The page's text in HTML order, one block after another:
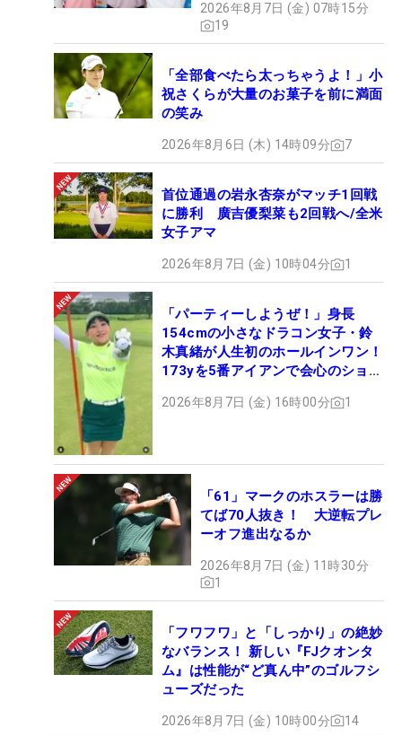
2026年8月7日 (金) 07時15分
19
「全部食べたら太っちゃうよ！」小
祝さくらが大量のお菓子を前に満面
の笑み
2026年8月6日 (木) 14時09分 7
首位通過の岩永杏奈がマッチ1回戦
に勝利 廣吉優梨菜も2回戦へ/全米
女子アマ
2026年8月7日 (金) 10時04分 1
「パーティーしようぜ！」身長
154cmの小さなドラコン女子・鈴
木真緒が人生初のホールインワン！
173yを5番アイアンで会心のショッ
2026年8月7日 (金) 16時00分 1
「61」マークのホスラーは勝
てば70人抜き！ 大逆転プレ
ーオフ進出なるか
2026年8月7日 (金) 11時30分
1
「フワフワ」と「しっかり」の絶妙
なバランス！ 新しい『FJクオンタ
ム』は性能が“ど真ん中”のゴルフシ
ューズだった
2026年8月7日 (金) 10時00分 14